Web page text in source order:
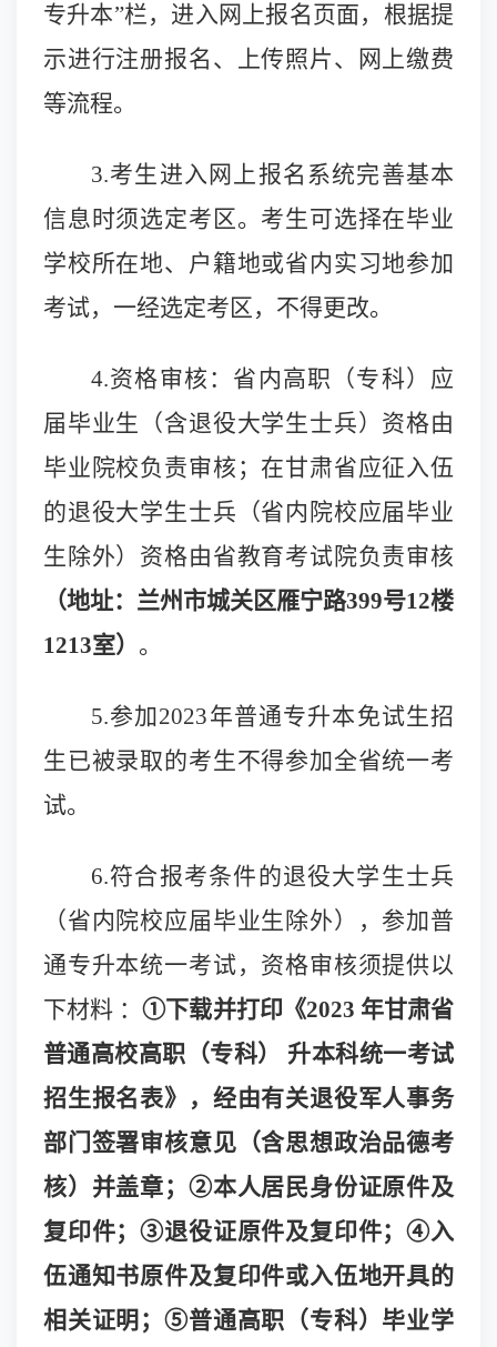
专升本”栏，进入网上报名页面，根据提
示进行注册报名、上传照片、网上缴费
等流程。
3.考生进入网上报名系统完善基本
信息时须选定考区。考生可选择在毕业
学校所在地、户籍地或省内实习地参加
考试，一经选定考区，不得更改。
4.资格审核：省内高职（专科）应
届毕业生（含退役大学生士兵）资格由
毕业院校负责审核；在甘肃省应征入伍
的退役大学生士兵（省内院校应届毕业
生除外）资格由省教育考试院负责审核
（地址：兰州市城关区雁宁路399号12楼
1213室） 。
5.参加2023年普通专升本免试生招
生已被录取的考生不得参加全省统一考
试。
6.符合报考条件的退役大学生士兵
（省内院校应届毕业生除外），参加普
通专升本统一考试，资格审核须提供以
下材料 ：①下载并打印《2023 年甘肃省
普通高校高职（专科） 升本科统一考试
招生报名表》，经由有关退役军人事务
部门签署审核意见（含思想政治品德考
核）并盖章；②本人居民身份证原件及
复印件；③退役证原件及复印件；④入
伍通知书原件及复印件或入伍地开具的
相关证明；⑤普通高职（专科）毕业学